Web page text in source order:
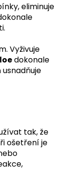
eliminuje
Vyživuje
dokonale
usnadňuje
tak, že
ošetření je